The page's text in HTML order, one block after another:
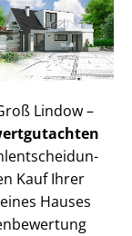
Lindow –
Kauf Ihrer
Hauses